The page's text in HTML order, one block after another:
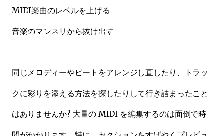
MIDI楽曲のレベルを上げる
音楽のマンネリから抜け出す
同じメロディーやビートをアレンジし直したり、トラッ
クに彩りを添える方法を探したりして行き詰まったこと
はありませんか? 大量の MIDI を編集するのは面倒で時